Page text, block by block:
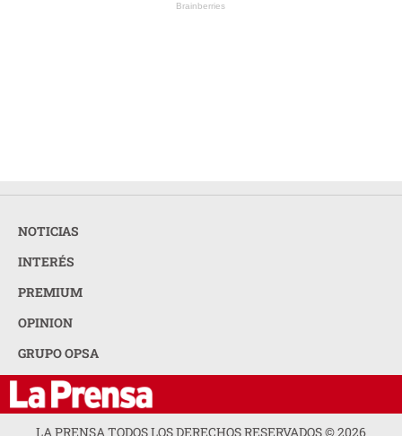
Brainberries
NOTICIAS
INTERÉS
PREMIUM
OPINION
GRUPO OPSA
LA PRENSA TODOS LOS DERECHOS RESERVADOS ©2026